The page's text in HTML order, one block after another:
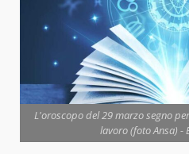
L'oroscopo del 29 marzo segno
lavoro (foto Ansa) -